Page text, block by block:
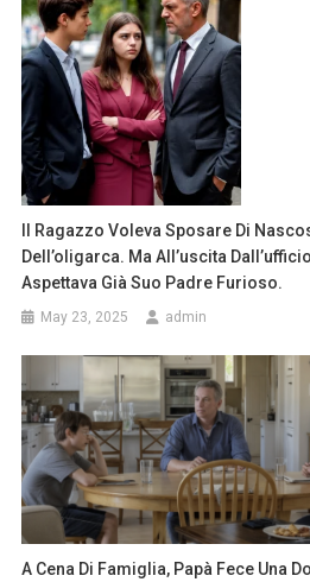
Il Ragazzo Voleva Sposare Di
Dell’oligarca. Ma All’uscita
Aspettava Già Suo Padre Furioso.
May 23, 2025 admin
A Cena Di Famiglia, Papà Fece Una